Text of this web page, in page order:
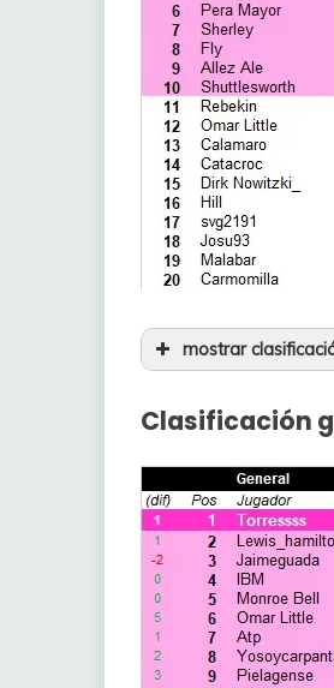
mostrar
23
Lynott
Clasificación